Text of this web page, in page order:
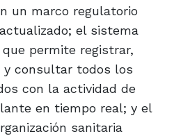
un marco regulatorio
el sistema
permite registrar,
y consultar todos los
con la actividad de
en tiempo real; y el
sanitaria